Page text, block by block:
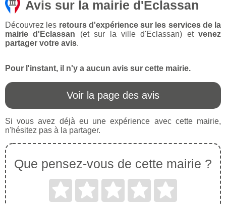
Avis sur la mairie d'Eclassan
Découvrez les retours d'expérience sur les services de la
mairie d'Eclassan (et sur la ville d'Eclassan) et venez
partager votre avis.
Pour l'instant, il n'y a aucun avis sur cette mairie.
Voir la page des avis
Si vous avez déjà eu une expérience avec cette mairie,
n'hésitez pas à la partager.
Que pensez-vous de cette mairie ?